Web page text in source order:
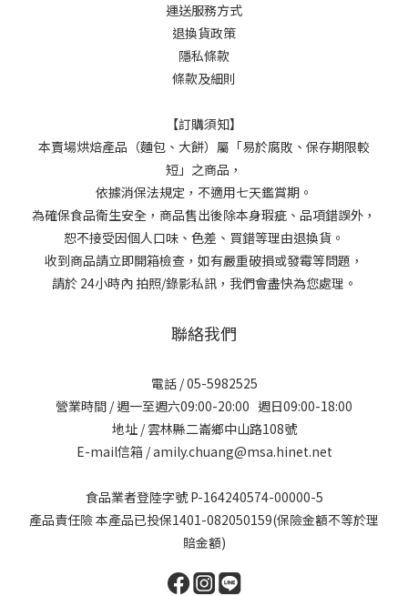
運送服務方式
退換貨政策
隱私條款
條款及細則
【訂購須知】
本賣場烘焙產品（麵包、大餅）屬「易於腐敗、保存期限較
短」之商品，
依據消保法規定，不適用七天鑑賞期。
為確保食品衛生安全，商品售出後除本身瑕疵、品項錯誤外，
恕不接受因個人口味、色差、買錯等理由退換貨。
收到商品請立即開箱檢查，如有嚴重破損或發霉等問題，
請於 24小時內 拍照/錄影私訊，我們會盡快為您處理。
聯絡我們
電話 / 05-5982525
營業時間 / 週一至週六09:00-20:00 週日09:00-18:00
地址 / 雲林縣二崙鄉中山路108號
E-mail信箱 / amily.chuang@msa.hinet.net
食品業者登陸字號 P-164240574-00000-5
產品責任險 本產品已投保1401-082050159(保險金額不等於理
賠金額)